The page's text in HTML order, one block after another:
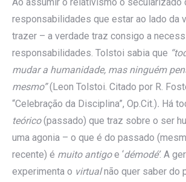
responsabilidades que estar ao lado da
trazer – a verdade traz consigo a
responsabilidades. Tolstoi sabia que
mudar a humanidade, mas ninguém
mesmo”(Leon Tolstoi. Citado por R.
“Celebração da Disciplina”, Op.Cit.). Há
teórico(passado) que traz sobre o ser
uma agonia – o que é do passado
recente) é muito antigoe ‘démodé’. A
experimenta o virtualnão quer saber do